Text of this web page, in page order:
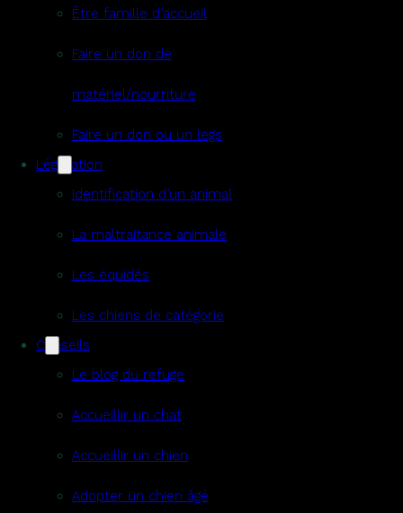
Être famille d’accueil
Faire un don de
matériel/nourriture
Faire un don ou un legs
Législation
Identification d’un animal
La maltraitance animale
Les équidés
Les chiens de catégorie
Conseils
Le blog du refuge
Accueillir un chat
Accueillir un chien
Adopter un chien âgé